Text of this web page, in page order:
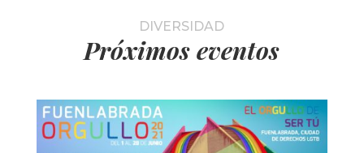
DIVERSIDAD
Próximos eventos